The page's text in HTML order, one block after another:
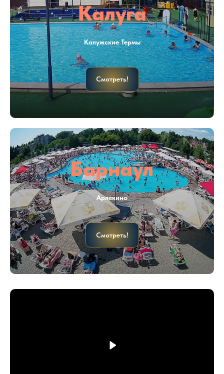
Калуга
Калужские Термы
Смотреть!
Барнаул
Арлекино
Смотреть!